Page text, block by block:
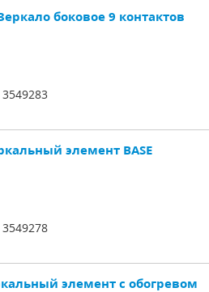
боковое 9 контактов
3549283
элемент BASE
3549278
элемент с обогревом